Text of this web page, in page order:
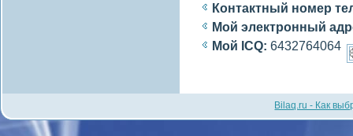
Контактный номер
Мой электронный
Мой ICQ: 6432764064
Bilaq.ru - Как